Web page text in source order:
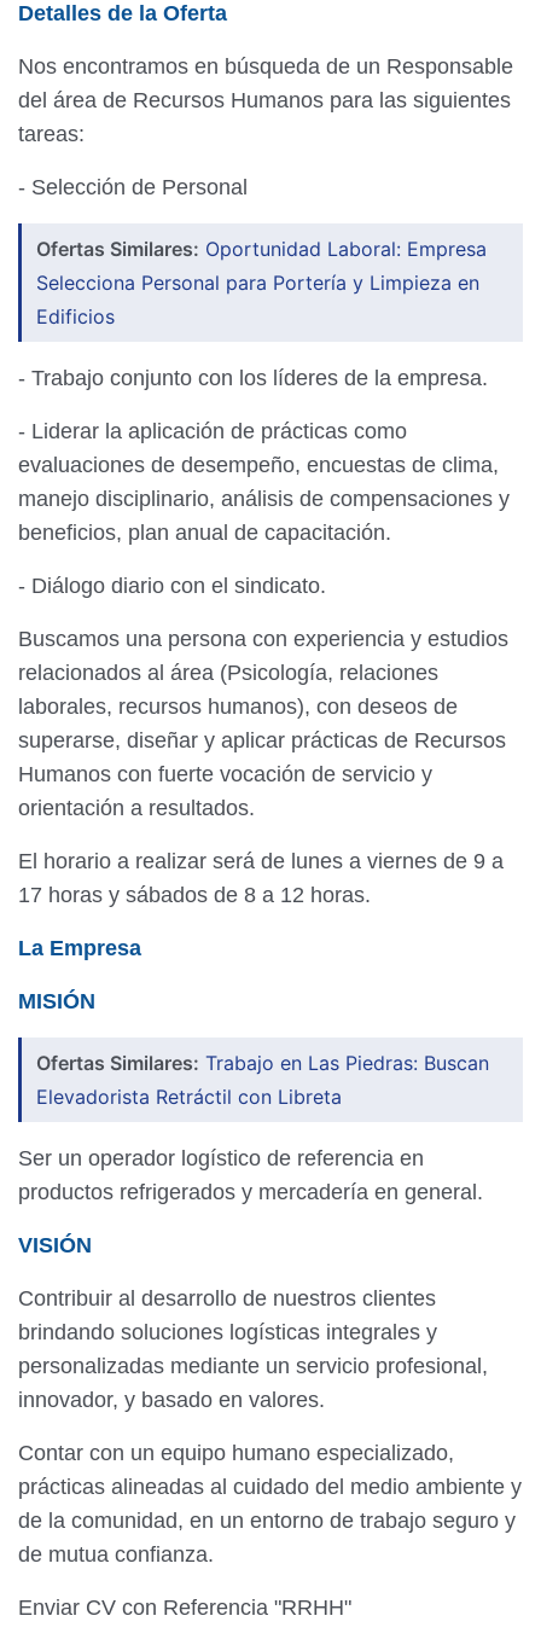
Detalles de la Oferta
Nos encontramos en búsqueda de un Responsable
del área de Recursos Humanos para las siguientes
tareas:
- Selección de Personal
Ofertas Similares: Oportunidad Laboral: Empresa
Selecciona Personal para Portería y Limpieza en
Edificios
- Trabajo conjunto con los líderes de la empresa.
- Liderar la aplicación de prácticas como
evaluaciones de desempeño, encuestas de clima,
manejo disciplinario, análisis de compensaciones y
beneficios, plan anual de capacitación.
- Diálogo diario con el sindicato.
Buscamos una persona con experiencia y estudios
relacionados al área (Psicología, relaciones
laborales, recursos humanos), con deseos de
superarse, diseñar y aplicar prácticas de Recursos
Humanos con fuerte vocación de servicio y
orientación a resultados.
El horario a realizar será de lunes a viernes de 9 a
17 horas y sábados de 8 a 12 horas.
La Empresa
MISIÓN
Ofertas Similares: Trabajo en Las Piedras: Buscan
Elevadorista Retráctil con Libreta
Ser un operador logístico de referencia en
productos refrigerados y mercadería en general.
VISIÓN
Contribuir al desarrollo de nuestros clientes
brindando soluciones logísticas integrales y
personalizadas mediante un servicio profesional,
innovador, y basado en valores.
Contar con un equipo humano especializado,
prácticas alineadas al cuidado del medio ambiente y
de la comunidad, en un entorno de trabajo seguro y
de mutua confianza.
Enviar CV con Referencia "RRHH"